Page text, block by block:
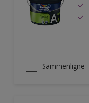
Sammenligne